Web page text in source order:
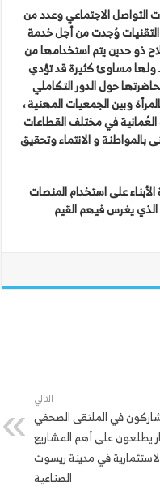
التواصل الاجتماعي وعدد من
التقنيات وُجدت من أجل خدمة
ذو حدين يتم استخدامها من
ولها مساوئ كثيرة قد تؤدي
حول الدور التكاملي
وبين الجمعيات المهنية ،
العُمانية في مختلف القطاعات
و الانتماء وتحقيق
على استخدام المنصات
الذي يغرس فيهم القيم
التالي
في الملتقى الصحفي
يطلعون على أهم المشاريع
في مدينة ريسوت
الصناعية